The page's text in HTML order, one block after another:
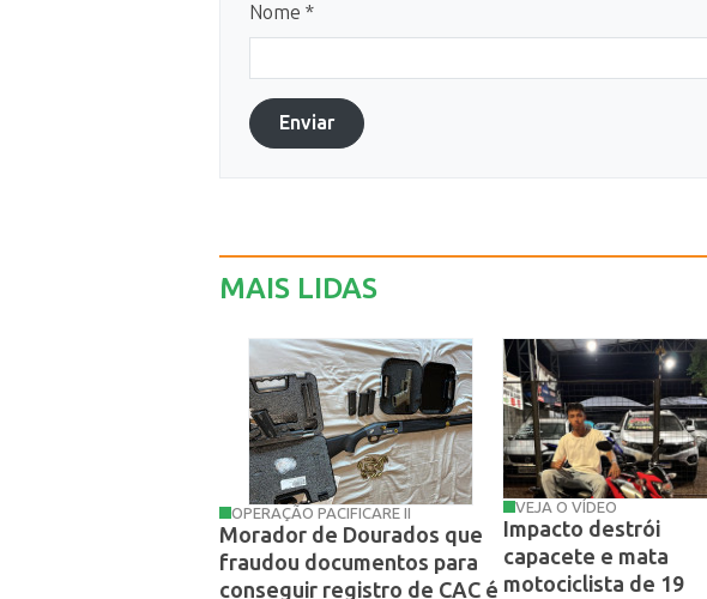
Nome *
Enviar
MAIS LIDAS
OPERAÇÃO PACIFICARE II
Morador de Dourados que
fraudou documentos para
conseguir registro de CAC é
VEJA O VÍDEO
Impacto destrói
capacete e mata
motociclista de 19